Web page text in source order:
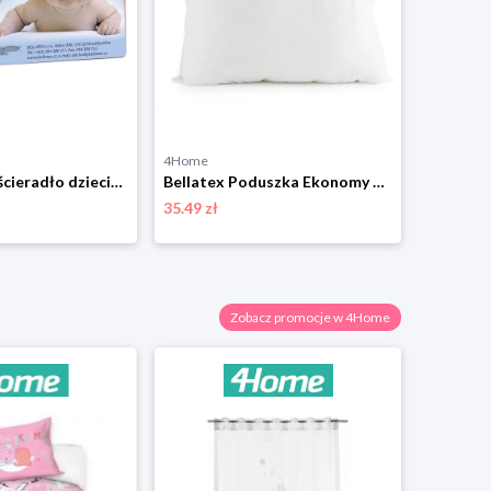
Bellatex Prześcieradło dziecięce frotte, różowe, 70 x 140 cm
4Home
Bellatex Poduszka Ekonomy bawełna, 40 x 60 cm
35.49 zł
Zobacz promocje w 4Home